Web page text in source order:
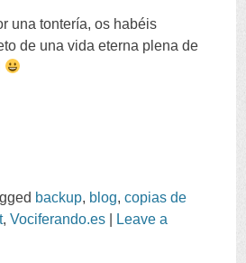
una tontería,os habéis
de una vida eterna plena de
backup, blog,copias de
,Vociferando.es
Leave a